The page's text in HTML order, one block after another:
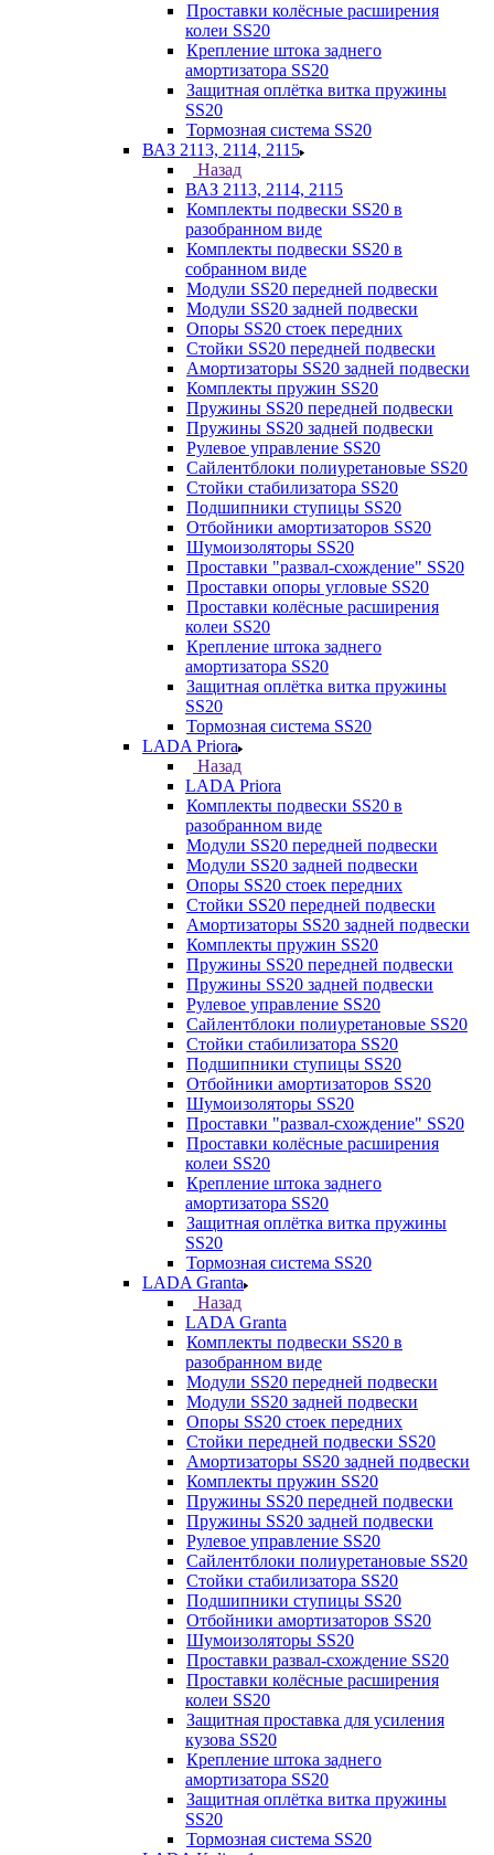
Проставки колёсные расширения
колеи SS20
Крепление штока заднего
амортизатора SS20
Защитная оплётка витка пружины
SS20
Тормозная система SS20
ВАЗ 2113, 2114, 2115
Назад
ВАЗ 2113, 2114, 2115
Комплекты подвески SS20 в
разобранном виде
Комплекты подвески SS20 в
собранном виде
Модули SS20 передней подвески
Модули SS20 задней подвески
Опоры SS20 стоек передних
Стойки SS20 передней подвески
Амортизаторы SS20 задней подвески
Комплекты пружин SS20
Пружины SS20 передней подвески
Пружины SS20 задней подвески
Рулевое управление SS20
Сайлентблоки полиуретановые SS20
Стойки стабилизатора SS20
Подшипники ступицы SS20
Отбойники амортизаторов SS20
Шумоизоляторы SS20
Проставки "развал-схождение" SS20
Проставки опоры угловые SS20
Проставки колёсные расширения
колеи SS20
Крепление штока заднего
амортизатора SS20
Защитная оплётка витка пружины
SS20
Тормозная система SS20
LADA Priora
Назад
LADA Priora
Комплекты подвески SS20 в
разобранном виде
Модули SS20 передней подвески
Модули SS20 задней подвески
Опоры SS20 стоек передних
Стойки SS20 передней подвески
Амортизаторы SS20 задней подвески
Комплекты пружин SS20
Пружины SS20 передней подвески
Пружины SS20 задней подвески
Рулевое управление SS20
Сайлентблоки полиуретановые SS20
Стойки стабилизатора SS20
Подшипники ступицы SS20
Отбойники амортизаторов SS20
Шумоизоляторы SS20
Проставки "развал-схождение" SS20
Проставки колёсные расширения
колеи SS20
Крепление штока заднего
амортизатора SS20
Защитная оплётка витка пружины
SS20
Тормозная система SS20
LADA Granta
Назад
LADA Granta
Комплекты подвески SS20 в
разобранном виде
Модули SS20 передней подвески
Модули SS20 задней подвески
Опоры SS20 стоек передних
Стойки передней подвески SS20
Амортизаторы SS20 задней подвески
Комплекты пружин SS20
Пружины SS20 передней подвески
Пружины SS20 задней подвески
Рулевое управление SS20
Сайлентблоки полиуретановые SS20
Стойки стабилизатора SS20
Подшипники ступицы SS20
Отбойники амортизаторов SS20
Шумоизоляторы SS20
Проставки развал-схождение SS20
Проставки колёсные расширения
колеи SS20
Защитная проставка для усиления
кузова SS20
Крепление штока заднего
амортизатора SS20
Защитная оплётка витка пружины
SS20
Тормозная система SS20